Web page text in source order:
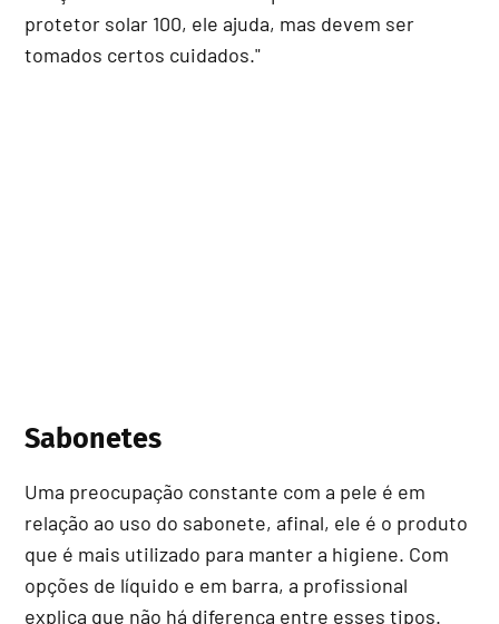
protetor solar 100, ele ajuda, mas devem ser
tomados certos cuidados."
Sabonetes
Uma preocupação constante com a pele é em
relação ao uso do sabonete, afinal, ele é o produto
que é mais utilizado para manter a higiene. Com
opções de líquido e em barra, a profissional
explica que não há diferença entre esses tipos.